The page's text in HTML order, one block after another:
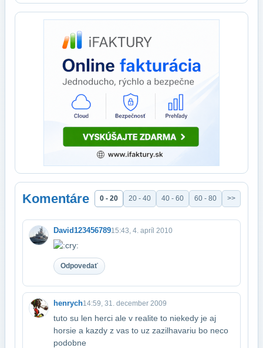
Komentáre 0 - 20 20 - 40 40 - 60 60 - 80 >>
David12345678915:43, 4. apríl 2010
Odpovedať
henrych14:59, 31. december 2009
tuto su len herci ale v realite to niekedy je aj
horsie a kazdy z vas to uz zazil​havariu bo neco
podobne